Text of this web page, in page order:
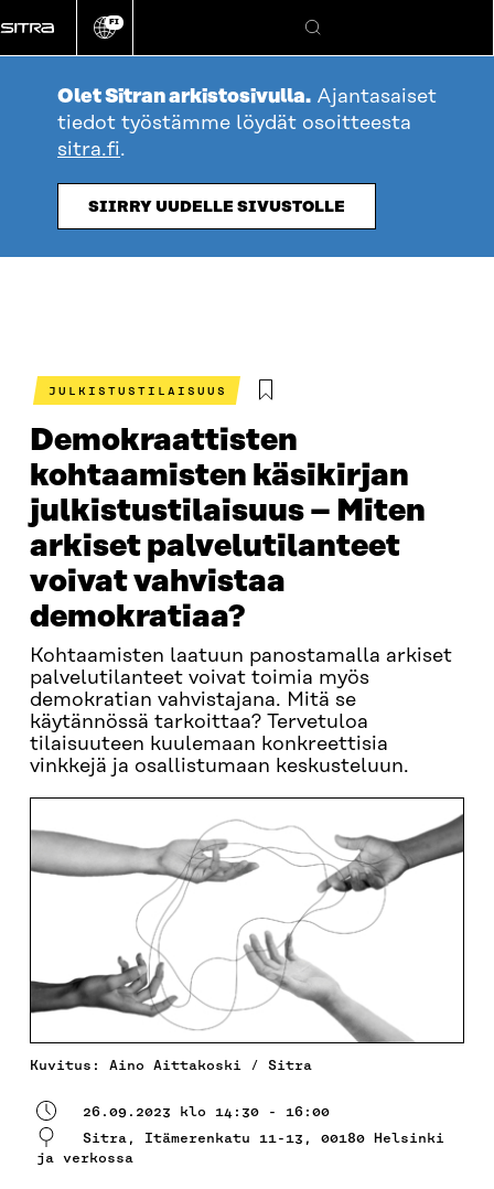
suoraan
sisältöön
Vaihda
kieli
FI
Hae
Olet Sitran arkistosivulla. Ajantasaiset
tiedot työstämme löydät osoitteesta
sitra.fi.
SIIRRY UUDELLE SIVUSTOLLE
JULKISTUSTILAISUUS
Demokraattisten
kohtaamisten käsikirjan
julkistustilaisuus – Miten
arkiset palvelutilanteet
voivat vahvistaa
demokratiaa?
Kohtaamisten laatuun panostamalla arkiset
palvelutilanteet voivat toimia myös
demokratian vahvistajana. Mitä se
käytännössä tarkoittaa? Tervetuloa
tilaisuuteen kuulemaan konkreettisia
vinkkejä ja osallistumaan keskusteluun.
Kuvitus: Aino Aittakoski / Sitra
26.09.2023 klo 14:30 - 16:00
Sitra, Itämerenkatu 11-13, 00180 Helsinki
ja verkossa